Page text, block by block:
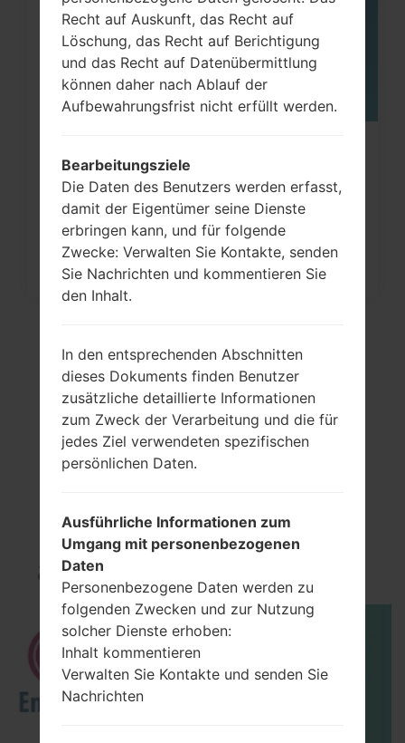
Wie kann man die
Werkseinstellungen durch Menü
auf...
Video
LGD605(LGD605)
akaLG Optimus L9 II
Recht auf Auskunft, das Recht auf
Löschung, das Recht auf Berichtigung
und das Recht auf Datenübermittlung
können daher nach Ablauf der
Aufbewahrungsfrist nicht erfüllt werden.
Bearbeitungsziele
Die Daten des Benutzers werden erfasst,
damit der Eigentümer seine Dienste
erbringen kann, und für folgende
Zwecke: Verwalten Sie Kontakte, senden
Sie Nachrichten und kommentieren Sie
den Inhalt.
In den entsprechenden Abschnitten
dieses Dokuments finden Benutzer
zusätzliche detaillierte Informationen
zum Zweck der Verarbeitung und die für
jedes Ziel verwendeten spezifischen
persönlichen Daten.
Ausführliche Informationen zum
Umgang mit personenbezogenen
Daten
Personenbezogene Daten werden zu
folgenden Zwecken und zur Nutzung
solcher Dienste erhoben:
Inhalt kommentieren
Verwalten Sie Kontakte und senden Sie
Nachrichten